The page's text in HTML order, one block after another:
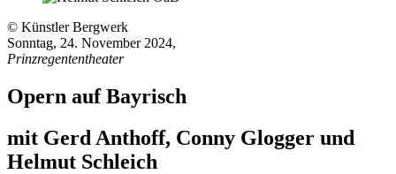
© Künstler Bergwerk
Sonntag, 24. November 2024,
Prinzregententheater
Opern auf Bayrisch
mit Gerd Anthoff, Conny Glogger und
Helmut Schleich